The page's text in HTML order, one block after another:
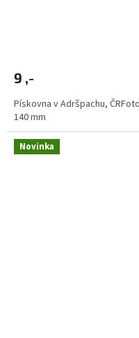
9 ,-
Pískovna v Adršpachu,
140 mm
Novinka